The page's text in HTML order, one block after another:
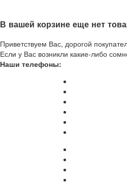
В вашей корзине еще нет
Приветствуем Вас, дорогой
Если у Вас возникли какие-либо
Наши телефоны: